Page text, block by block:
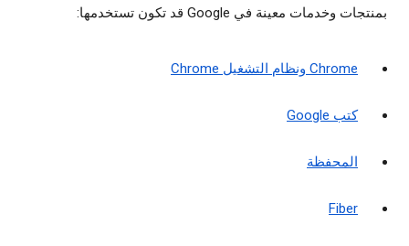
بمنتجات وخدمات معينة في Google قد تكون تستخدمها:
Chrome ونظام التشغيل Chrome
كتب Google
المحفظة
Fiber